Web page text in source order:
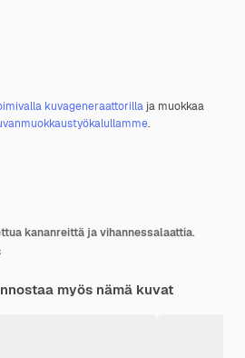
kuvageneraattorilla ja muokkaa
.
kananreittä ja vihannessalaattia.
myös nämä kuvat